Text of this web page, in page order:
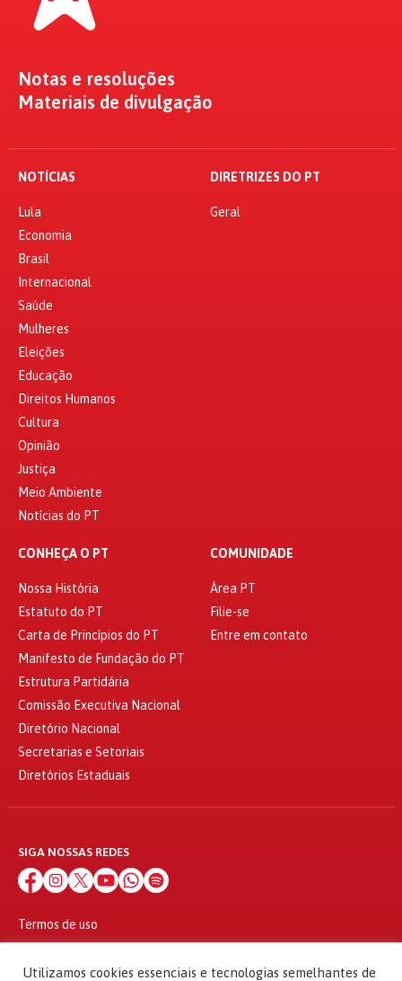
Notas e resoluções
Materiais de divulgação
NOTÍCIAS
Lula
Economia
Brasil
Internacional
Saúde
Mulheres
Eleições
Educação
Direitos Humanos
Cultura
Opinião
Justiça
Meio Ambiente
Notícias do PT
DIRETRIZES DO PT
Geral
CONHEÇA O PT
Nossa História
Estatuto do PT
Carta de Princípios do PT
Manifesto de Fundação do PT
Estrutura Partidária
Comissão Executiva Nacional
Diretório Nacional
Secretarias e Setoriais
Diretórios Estaduais
COMUNIDADE
Área PT
Filie-se
Entre em contato
SIGA NOSSAS REDES
Termos de uso
© 2010 - 2026
Utilizamos cookies essenciais e tecnologias semelhantes de